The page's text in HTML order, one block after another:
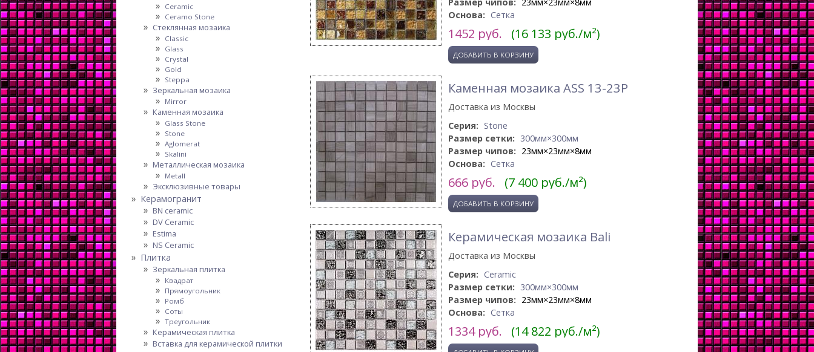
Основа: Сетка
1452 руб. (16 133 руб./м²)
Каменная мозаика ASS 13-23P
Доставка из Москвы
Серия: Stone
Размер сетки: 300мм×300мм
Размер чипов: 23мм×23мм×8мм
Основа: Сетка
666 руб. (7 400 руб./м²)
Керамическая мозаика Bali
Доставка из Москвы
Серия: Ceramic
Размер сетки: 300мм×300мм
Размер чипов: 23мм×23мм×8мм
Основа: Сетка
1334руб. (14 822 руб./м²)
Ceramic
Ceramo Stone
Стеклянная мозаика
Classic
Glass
Crystal
Gold
Steppa
Зеркальная мозаика
Mirror
Каменная мозаика
Glass Stone
Stone
Aglomerat
Skalini
Металлическая мозаика
Metall
Эксклюзивные товары
Керамогранит
BN ceramic
DV Ceramic
Estima
NS Ceramic
Плитка
Зеркальная плитка
Квадрат
Прямоугольник
Ромб
Соты
Треугольник
Керамическая плитка
Вставка для керамической плитки